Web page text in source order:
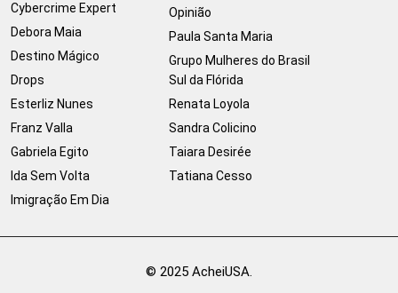
Cybercrime Expert
Debora Maia
Destino Mágico
Drops
Esterliz Nunes
Franz Valla
Gabriela Egito
Ida Sem Volta
Imigração Em Dia
Opinião
Paula Santa Maria
Grupo Mulheres do Brasil
Sul da Flórida
Renata Loyola
Sandra Colicino
Taiara Desirée
Tatiana Cesso
© 2025 AcheiUSA.